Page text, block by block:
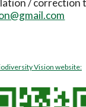
Vision website: